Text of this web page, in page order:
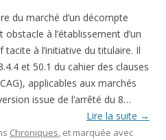
du marché d’un décompte
à l’établissement d’un
à l’initiative du titulaire. Il
et 50.1 du cahier des clauses
applicables aux marchés
issue de l’arrêté du 8…
Lire la suite →
Chroniques, et marquée avec